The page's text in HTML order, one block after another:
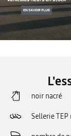
noir nacré
Sellerie